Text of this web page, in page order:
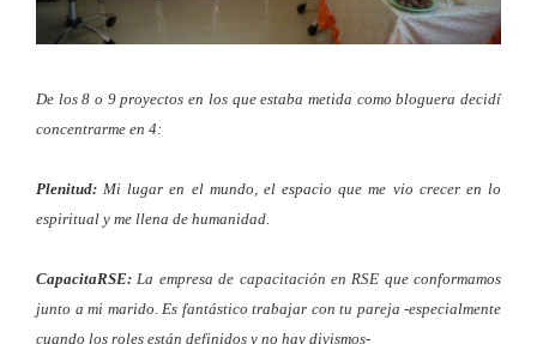
De los 8 o 9 proyectos en los que estaba metida como bloguera decidí
concentrarme en 4:
Plenitud: Mi lugar en el mundo, el espacio que me vio crecer en lo
espiritual y me llena de humanidad.
CapacitaRSE: La empresa de capacitación en RSE que conformamos
junto a mi marido. Es fantástico trabajar con tu pareja -especialmente
cuando los roles están definidos y no hay divismos-